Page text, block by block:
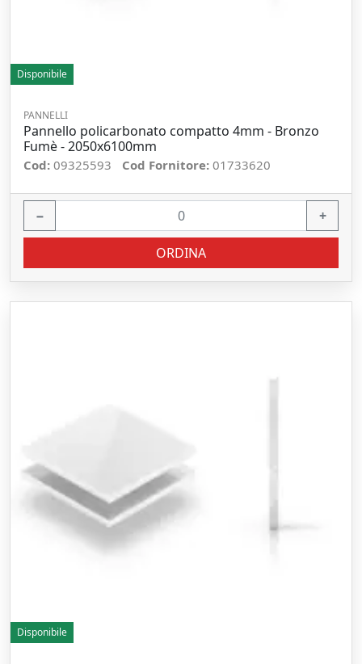
Disponibile
PANNELLI
Pannello policarbonato compatto 4mm - Bronzo
Fumè - 2050x6100mm
Cod: 09325593 Cod Fornitore: 01733620
− +
ORDINA
Disponibile